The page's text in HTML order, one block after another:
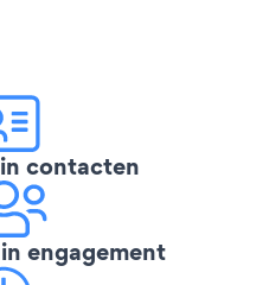
in contacten
in engagement